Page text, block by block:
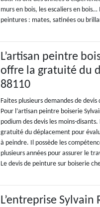
murs en bois, les escaliers en
peintures : mates, satinées ou
L’artisan peintre
offre la gratuité du
88110
Faites plusieurs demandes de
Pour l’artisan peintre boiserie
podium des devis les moins-
gratuité du déplacement pour
à peindre. Il possède les
plusieurs années pour assurer le
Le devis de peinture sur boiserie
L’entreprise